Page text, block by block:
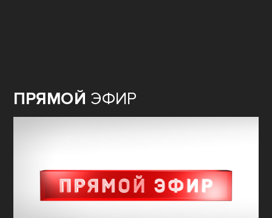
ПРЯМОЙ ЭФИР